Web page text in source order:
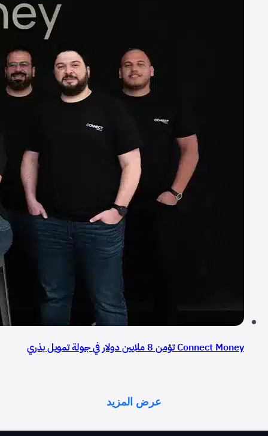
Connect Money تؤمن 8 ملايين دولار في جولة تمويل بذري
عرض المزيد